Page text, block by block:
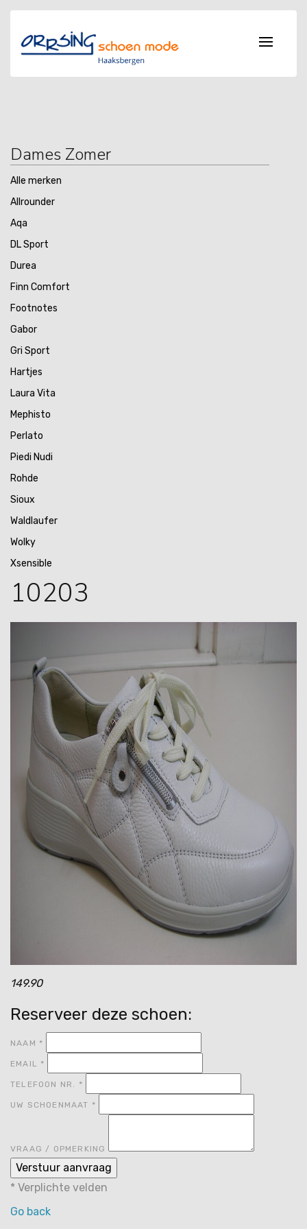
Dames Zomer
Alle merken
Allrounder
Aqa
DL Sport
Durea
Finn Comfort
Footnotes
Gabor
Gri Sport
Hartjes
Laura Vita
Mephisto
Perlato
Piedi Nudi
Rohde
Sioux
Waldlaufer
Wolky
Xsensible
10203
149.90
Reserveer deze schoen:
NAAM *
EMAIL *
TELEFOON NR. *
UW SCHOENMAAT *
VRAAG / OPMERKING
* Verplichte velden
Go back